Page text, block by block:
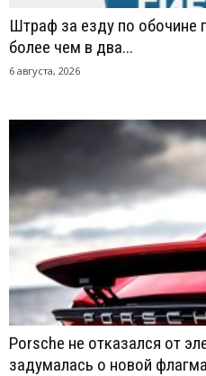
Штраф за езду по обочине
более чем в два...
6 августа, 2026
Porsche не отказался от
задумалась о новой